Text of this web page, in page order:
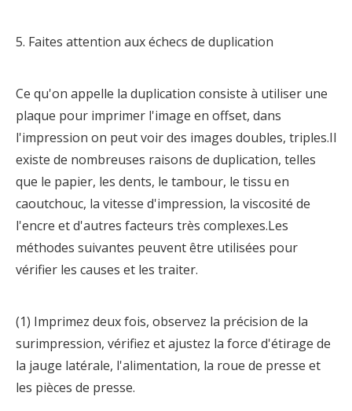
5. Faites attention aux échecs de duplication
Ce qu'on appelle la duplication consiste à utiliser une
plaque pour imprimer l'image en offset, dans
l'impression on peut voir des images doubles, triples.Il
existe de nombreuses raisons de duplication, telles
que le papier, les dents, le tambour, le tissu en
caoutchouc, la vitesse d'impression, la viscosité de
l'encre et d'autres facteurs très complexes.Les
méthodes suivantes peuvent être utilisées pour
vérifier les causes et les traiter.
(1) Imprimez deux fois, observez la précision de la
surimpression, vérifiez et ajustez la force d'étirage de
la jauge latérale, l'alimentation, la roue de presse et
les pièces de presse.